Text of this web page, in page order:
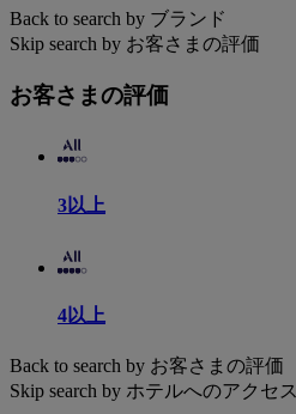
Back to search by ブランド
Skip search by お客さまの評価
お客さまの評価
3以上
4以上
Back to search by お客さまの評価
Skip search by ホテルへのアクセス